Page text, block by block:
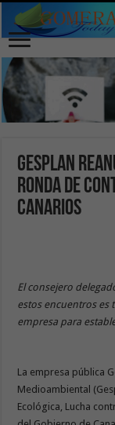
Gesplan
ronda de
canarios
El consejero
estos encuentros es
empresa para
La empresa pública
Medioambiental
Ecológica, Lucha